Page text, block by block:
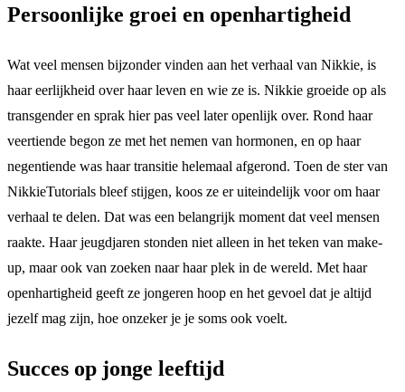
Persoonlijke groei en openhartigheid
Wat veel mensen bijzonder vinden aan het verhaal van Nikkie, is
haar eerlijkheid over haar leven en wie ze is. Nikkie groeide op als
transgender en sprak hier pas veel later openlijk over. Rond haar
veertiende begon ze met het nemen van hormonen, en op haar
negentiende was haar transitie helemaal afgerond. Toen de ster van
NikkieTutorials bleef stijgen, koos ze er uiteindelijk voor om haar
verhaal te delen. Dat was een belangrijk moment dat veel mensen
raakte. Haar jeugdjaren stonden niet alleen in het teken van make-
up, maar ook van zoeken naar haar plek in de wereld. Met haar
openhartigheid geeft ze jongeren hoop en het gevoel dat je altijd
jezelf mag zijn, hoe onzeker je je soms ook voelt.
Succes op jonge leeftijd